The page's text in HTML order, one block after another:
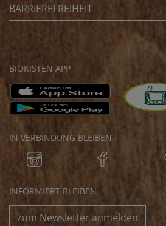
BARRIEREFREIHEIT
BIOKISTEN APP
IN VERBINDUNG BLEIBEN
INFORMIERT BLEIBEN
zum Newsletter anmelden